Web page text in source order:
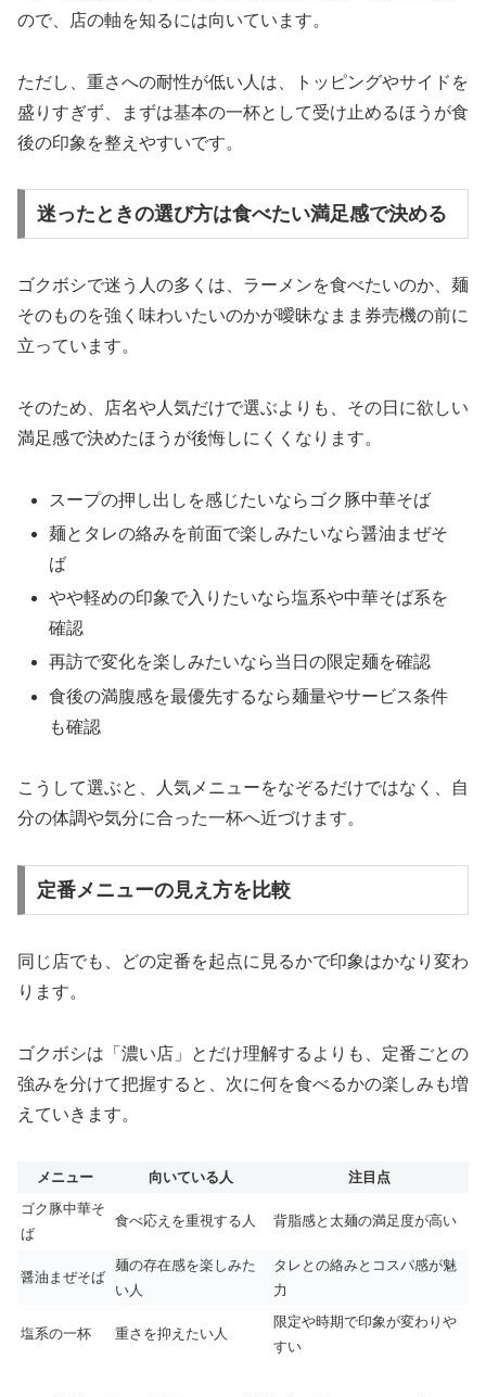
ので、店の軸を知るには向いています。
ただし、重さへの耐性が低い人は、トッピングやサイドを
盛りすぎず、まずは基本の一杯として受け止めるほうが食
後の印象を整えやすいです。
迷ったときの選び方は食べたい満足感で決める
ゴクボシで迷う人の多くは、ラーメンを食べたいのか、麺
そのものを強く味わいたいのかが曖昧なまま券売機の前に
立っています。
そのため、店名や人気だけで選ぶよりも、その日に欲しい
満足感で決めたほうが後悔しにくくなります。
スープの押し出しを感じたいならゴク豚中華そば
麺とタレの絡みを前面で楽しみたいなら醤油まぜそ
ば
やや軽めの印象で入りたいなら塩系や中華そば系を
確認
再訪で変化を楽しみたいなら当日の限定麺を確認
食後の満腹感を最優先するなら麺量やサービス条件
も確認
こうして選ぶと、人気メニューをなぞるだけではなく、自
分の体調や気分に合った一杯へ近づけます。
定番メニューの見え方を比較
同じ店でも、どの定番を起点に見るかで印象はかなり変わ
ります。
ゴクボシは「濃い店」とだけ理解するよりも、定番ごとの
強みを分けて把握すると、次に何を食べるかの楽しみも増
えていきます。
メニュー 向いている人
注目点
ゴク豚中華そ
ば
食べ応えを重視する人 背脂感と太麺の満足度が高い
醤油まぜそば
麺の存在感を楽しみた
い人
タレとの絡みとコスパ感が魅
力
塩系の一杯 重さを抑えたい人
限定や時期で印象が変わりや
すい